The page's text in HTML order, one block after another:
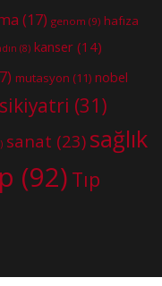
(17) genom (9) hafıza
(8) kanser (14)
mutasyon (11) nobel
(31)
sanat (23) sağlık
(92) Tıp